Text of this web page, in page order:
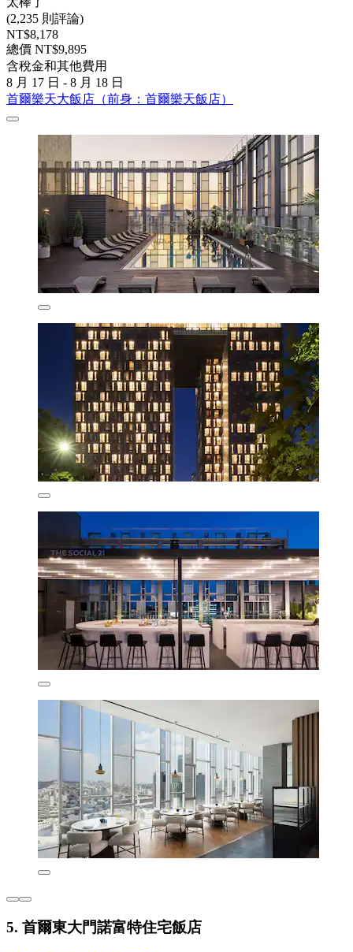
(2,235 則評論)
NT$8,178
總價 NT$9,895
含稅金和其他費用
8 月 17 日 - 8 月 18 日
首爾樂天大飯店（前身：首爾樂天飯店）
5. 首爾東大門諾富特住宅飯店